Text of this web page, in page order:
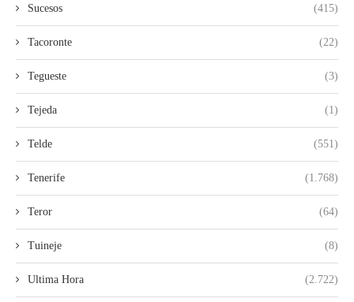
Sucesos (415)
Tacoronte (22)
Tegueste (3)
Tejeda (1)
Telde (551)
Tenerife (1.768)
Teror (64)
Tuineje (8)
Ultima Hora (2.722)